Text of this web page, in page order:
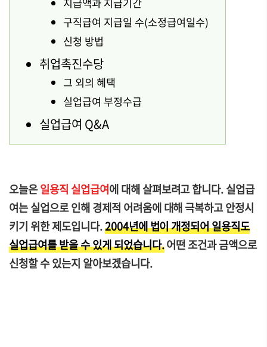
구직급여 지급일 수(소정급여일수)
신청 방법
취업촉진수당
그 외의 혜택
실업급여 부정수급
실업급여 Q&A
오늘은일용직 실업급여에 대해 살펴보려고 합니다. 실업급
여는 실업으로 인해 경제적 어려움에 대해 극복하고 안정시
키기 위한 제도입니다.2004년에 법이 개정되어 일용직도
실업급여를 받을 수 있게 되었습니다.어떤 조건과 금액으로
신청할 수 있는지 알아보겠습니다.